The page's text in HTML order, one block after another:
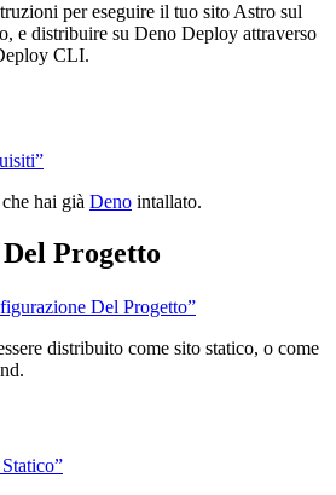
per eseguire il tuo sito Astro sul
e distribuire su Deno Deploy attraverso
CLI.
hai già Deno intallato.
Progetto
Del Progetto”
distribuito come sito statico, o come